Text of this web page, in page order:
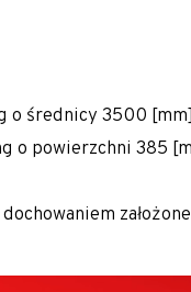
średnicy 3500
powierzchni 385
dochowaniem